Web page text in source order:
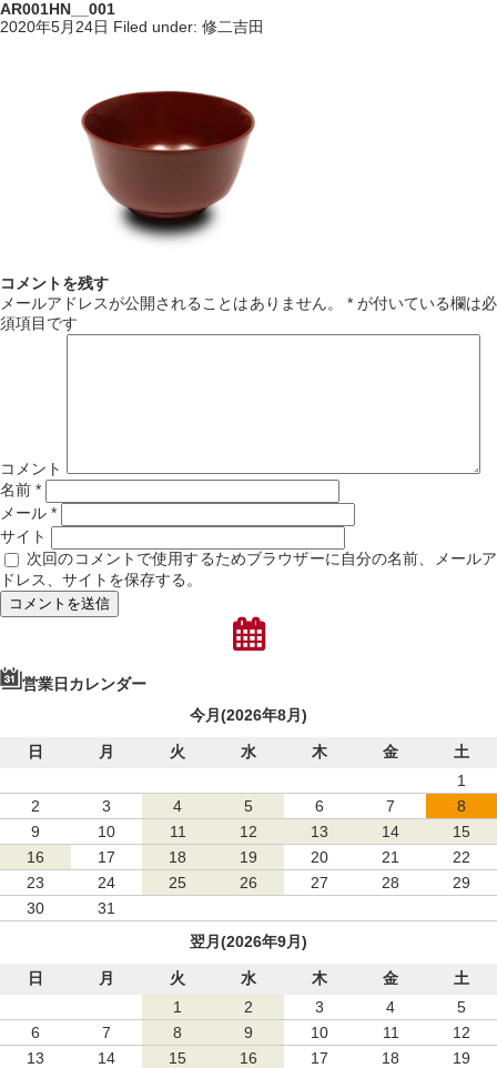
AR001HN__001
2020年5月24日 Filed under: 修二吉田
コメントを残す
メールアドレスが公開されることはありません。
*が付いている欄は必
須項目です
コメント
名前 *
メール *
サイト
次回のコメントで使用するためブラウザーに自分の名前、メールア
ドレス、サイトを保存する。
営業日カレンダー
今月(2026年8月)
日 月 火 水 木 金
土
1
2
3 4 5 6 7
8
9
10 11 12 13 14
15
16
17 18 19 20 21
22
23
24 25 26 27 28
29
30
31
翌月(2026年9月)
日 月 火 水 木 金
土
1
2 3 4
5
6
7 8 9 10 11
12
13
14 15 16 17 18
19